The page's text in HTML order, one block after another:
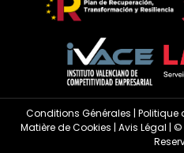
Conditions Générales | Politique
Matière de Cookies | Avis Légal | ©